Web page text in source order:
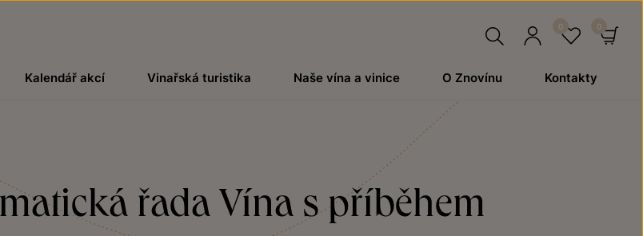
Kalendář akcí Vinařská turistika Naše vína a vinice O Znovínu Kontakty
řada Vína s příběhem